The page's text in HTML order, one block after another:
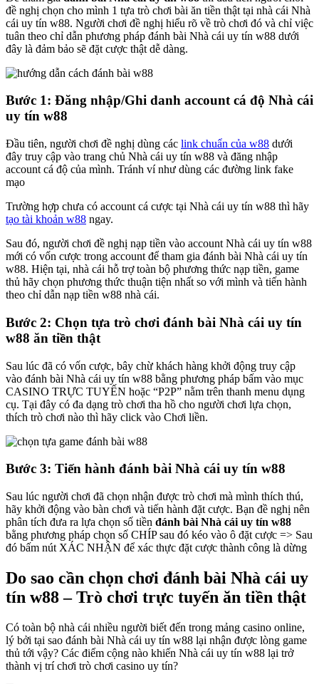
đề nghị chọn cho mình 1 tựa trò chơi bài ăn tiền thật tại nhà cái Nhà
cái uy tín w88. Người chơi đề nghị hiểu rõ về trò chơi đó và chỉ việc
tuân theo chỉ dẫn phương pháp đánh bài Nhà cái uy tín w88 dưới
đây là đảm bảo sẽ đặt cược thật dễ dàng.
Bước 1: Đăng nhập/Ghi danh account cá độ Nhà cái
uy tín w88
Đầu tiên, người chơi đề nghị dùng các link chuẩn của w88 dưới
đây truy cập vào trang chủ Nhà cái uy tín w88 và đăng nhập
account cá độ của mình. Tránh ví như dùng các đường link fake
mạo
Trường hợp chưa có account cá cược tại Nhà cái uy tín w88 thì hãy
tạo tài khoản w88 ngay.
Sau đó, người chơi đề nghị nạp tiền vào account Nhà cái uy tín w88
mới có vốn cược trong account để tham gia đánh bài Nhà cái uy tín
w88. Hiện tại, nhà cái hỗ trợ toàn bộ phương thức nạp tiền, game
thủ hãy chọn phương thức thuận tiện nhất so với mình và tiến hành
theo chỉ dẫn nạp tiền w88 nhà cái.
Bước 2: Chọn tựa trò chơi đánh bài Nhà cái uy tín
w88 ăn tiền thật
Sau lúc đã có vốn cược, bây chừ khách hàng khởi động truy cập
vào đánh bài Nhà cái uy tín w88 bằng phương pháp bấm vào mục
CASINO TRỰC TUYẾN hoặc “P2P” nằm trên thanh menu dụng
cụ. Tại đây có đa dạng trò chơi tha hồ cho người chơi lựa chọn,
thích trò chơi nào thì hãy click vào Chơi liền.
Bước 3: Tiến hành đánh bài Nhà cái uy tín w88
Sau lúc người chơi đã chọn nhận được trò chơi mà mình thích thú,
hãy khởi động vào bàn chơi và tiến hành đặt cược. Bạn đề nghị nên
phân tích đưa ra lựa chọn số tiền đánh bài Nhà cái uy tín w88
bằng phương pháp chọn số CHÍP sau đó kéo vào ô đặt cược => Sau
đó bấm nút XÁC NHẬN để xác thực đặt cược thành công là dừng
Do sao cần chọn chơi đánh bài Nhà cái uy
tín w88 – Trò chơi trực tuyến ăn tiền thật
Có toàn bộ nhà cái nhiều người biết đến trong mảng casino online,
lý bởi tại sao đánh bài Nhà cái uy tín w88 lại nhận được lòng game
thủ tới vậy? Các điểm cộng nào khiến Nhà cái uy tín w88 lại trở
thành vị trí chơi trò chơi casino uy tín?